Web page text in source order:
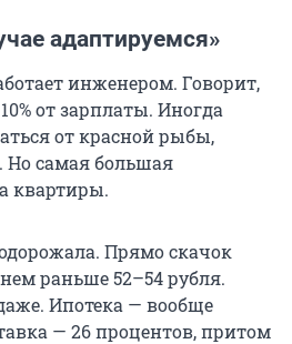
адаптируемся»
инженером. Говорит,
от зарплаты. Иногда
от красной рыбы,
самая большая
квартиры.
Прямо скачок
раньше 52–54 рубля.
Ипотека — вообще
— 26 процентов, притом